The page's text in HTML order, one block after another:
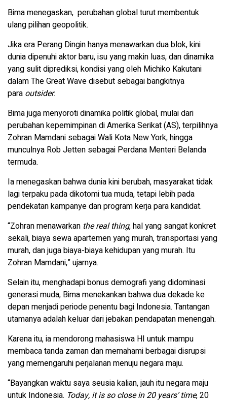
Bima menegaskan, perubahan global turut membentuk
ulang pilihan geopolitik.
Jika era Perang Dingin hanya menawarkan dua blok, kini
dunia dipenuhi aktor baru, isu yang makin luas, dan dinamika
yang sulit diprediksi, kondisi yang oleh Michiko Kakutani
dalam The Great Wave disebut sebagai bangkitnya
para outsider.
Bima juga menyoroti dinamika politik global, mulai dari
perubahan kepemimpinan di Amerika Serikat (AS), terpilihnya
Zohran Mamdani sebagai Wali Kota New York, hingga
munculnya Rob Jetten sebagai Perdana Menteri Belanda
termuda.
Ia menegaskan bahwa dunia kini berubah, masyarakat tidak
lagi terpaku pada dikotomi tua muda, tetapi lebih pada
pendekatan kampanye dan program kerja para kandidat.
“Zohran menawarkan the real thing, hal yang sangat konkret
sekali, biaya sewa apartemen yang murah, transportasi yang
murah, dan juga biaya-biaya kehidupan yang murah. Itu
Zohran Mamdani,” ujarnya.
Selain itu, menghadapi bonus demografi yang didominasi
generasi muda, Bima menekankan bahwa dua dekade ke
depan menjadi periode penentu bagi Indonesia. Tantangan
utamanya adalah keluar dari jebakan pendapatan menengah.
Karena itu, ia mendorong mahasiswa HI untuk mampu
membaca tanda zaman dan memahami berbagai disrupsi
yang memengaruhi perjalanan menuju negara maju.
“Bayangkan waktu saya seusia kalian, jauh itu negara maju
untuk Indonesia. Today, it is so close in 20 years’ time, 20